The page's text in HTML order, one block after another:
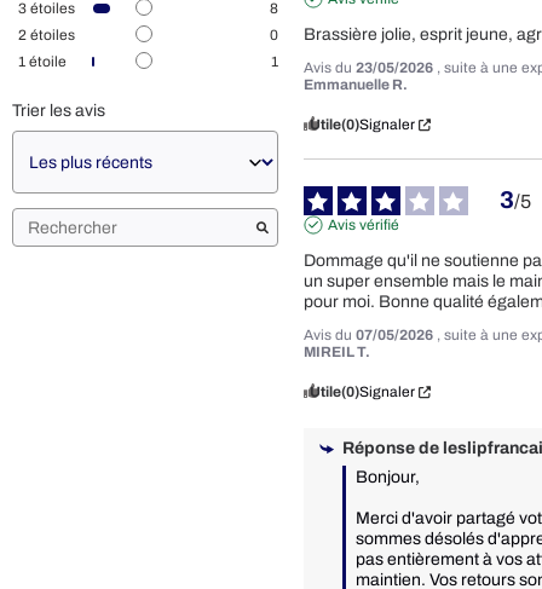
3 étoiles
8
2 étoiles
0
1 étoile 1
Trier les avis
Brassière jolie, esprit jeune,
Avis du 23/05/2026 , suite à une
Emmanuelle R.
Utile(0)Signaler
3/5
Avis vérifié
Dommage qu'il ne soutienne
un super ensemble mais le
pour moi. Bonne qualité
Avis du 07/05/2026 , suite à une
MIREIL T.
Utile(0)Signaler
Réponse de
Bonjour,
Merci d'avoir partagé
sommes désolés
pas entièrement à vos
maintien. Vos retours